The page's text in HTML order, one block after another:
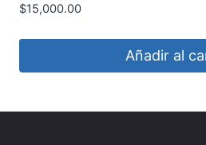
$15,000.00
Añadir al